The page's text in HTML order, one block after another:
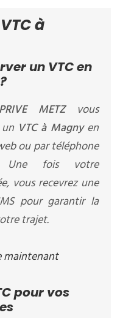
à
un VTC en
METZ vous
VTC à Magnyen
ou par téléphone
fois votre
vous recevrez une
pour garantir la
trajet.
maintenant
pour vos